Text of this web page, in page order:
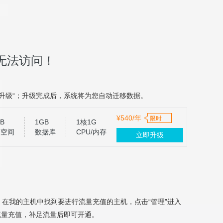
访问！
“；升级完成后，系统将为您自动迁移数据。
间
1GB
数据库
1核1G
CPU/内存
¥540/年 限时
立即升级
在我的主机中找到要进行流量充值的主机，点击“管理”进入
充值，补足流量后即可开通。